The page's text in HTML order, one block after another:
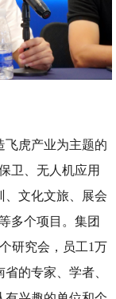
飞虎产业为主题的
卫、无人机应用
、文化文旅、展会
多个项目。集团
研究会，员工1万
的专家、学者、